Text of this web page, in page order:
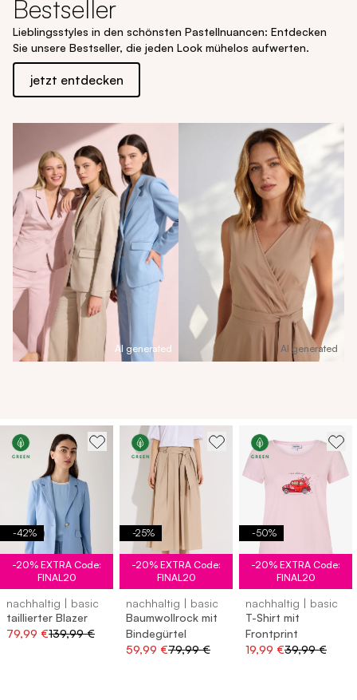
Bestseller
Lieblingsstyles in den schönsten Pastellnuancen: Entdecken
Sie unsere Bestseller, die jeden Look mühelos aufwerten.
jetzt entdecken
AI generated AI generated
-42%
-20% EXTRA Code:
FINAL20
nachhaltig | basic
taillierter Blazer
79,99 €139,99 €
-25%
-20% EXTRA Code:
FINAL20
nachhaltig | basic
Baumwollrock mit
Bindegürtel
59,99 €79,99 €
-50%
-20% EXTRA Code:
FINAL20
nachhaltig | basic
T-Shirt mit
Frontprint
19,99 €39,99 €